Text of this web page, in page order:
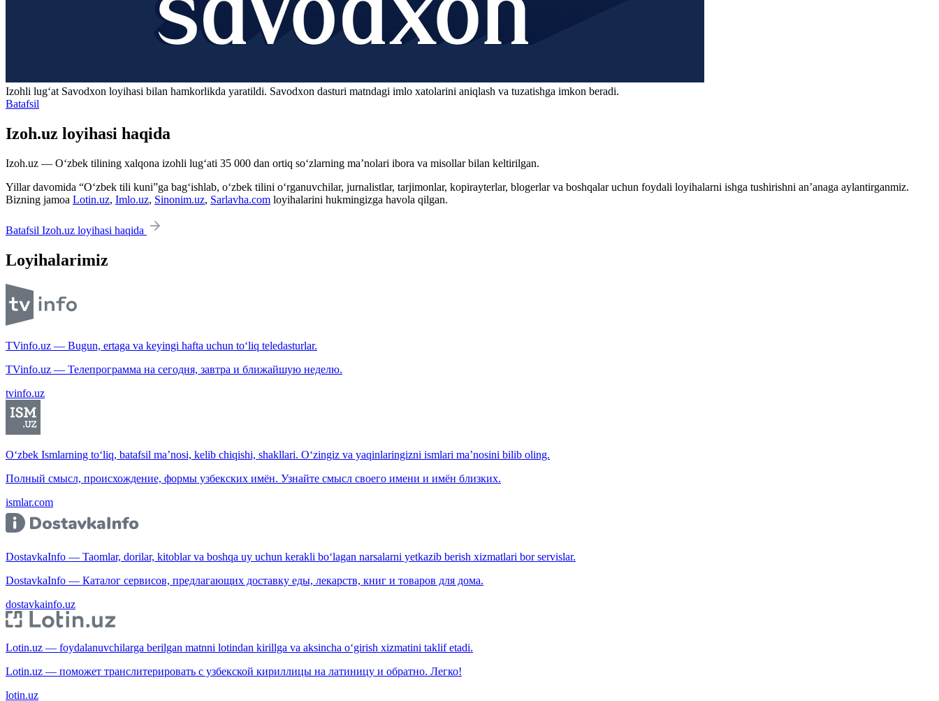
Izohli lugʻat Savodxon loyihasi bilan hamkorlikda yaratildi. Savodxon dasturi matndagi imlo xatolarini aniqlash va tuzatishga imkon beradi.
Batafsil
Izoh.uz loyihasi haqida
Izoh.uz — O‘zbek tilining xalqona izohli lug‘ati 35 000 dan ortiq so‘zlarning ma’nolari ibora va misollar bilan keltirilgan.
Yillar davomida “O‘zbek tili kuni”ga bag‘ishlab, o‘zbek tilini o‘rganuvchilar, jurnalistlar, tarjimonlar, kopirayterlar, blogerlar va boshqalar uchun foydali loyihalarni ishga tushirishni an’anaga aylantirganmiz.
Bizning jamoa Lotin.uz, Imlo.uz, Sinonim.uz, Sarlavha.com loyihalarini hukmingizga havola qilgan.
Batafsil Izoh.uz loyihasi haqida
Loyihalarimiz
TVinfo.uz — Bugun, ertaga va keyingi hafta uchun to‘liq teledasturlar.
TVinfo.uz — Телепрограмма на сегодня, завтра и ближайшую неделю.
tvinfo.uz
O‘zbek Ismlarning to‘liq, batafsil ma’nosi, kelib chiqishi, shakllari. O‘zingiz va yaqinlaringizni ismlari ma’nosini bilib oling.
Полный смысл, происхождение, формы узбекских имён. Узнайте смысл своего имени и имён близких.
ismlar.com
DostavkaInfo — Taomlar, dorilar, kitoblar va boshqa uy uchun kerakli bo‘lagan narsalarni yetkazib berish xizmatlari bor servislar.
DostavkaInfo — Каталог сервисов, предлагающих доставку еды, лекарств, книг и товаров для дома.
dostavkainfo.uz
Lotin.uz — foydalanuvchilarga berilgan matnni lotindan kirillga va aksincha o‘girish xizmatini taklif etadi.
Lotin.uz — поможет транслитерировать с узбекской кириллицы на латиницу и обратно. Легко!
lotin.uz